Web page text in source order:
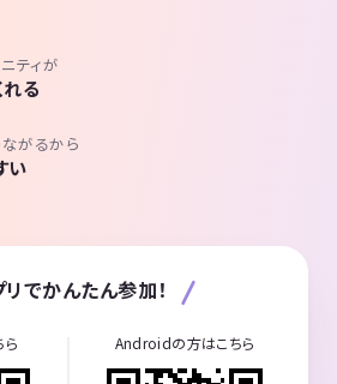
ティが
れる
がるから
い
でかんたん参加！
Androidの方はこちら